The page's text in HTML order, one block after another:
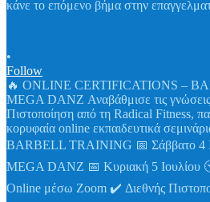
•
Follow
🔥 ONLINE CERTIFICATIONS –
MEGA DANZ Αναβάθμισε τις
Πιστοποίηση από τη Radical Fitness,
κορυφαία online εκπαιδευτικά
BARBELL TRAINING 📅 Σάββατο 4
MEGA DANZ 📅 Κυριακή 5 Ιουλίου
Online μέσω Zoom ✔️ Διεθνής